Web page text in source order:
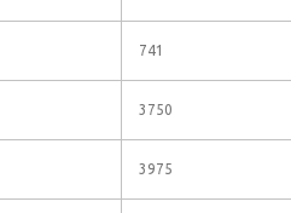
741
3750
3975